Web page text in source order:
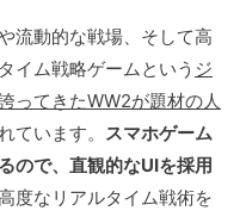
流動的な戦場、そして高
イム戦略ゲームという ジ
ってきたWW2が題材の人
ています。 スマホゲーム
ので、直観的なUIを採用
度なリアルタイム戦術を